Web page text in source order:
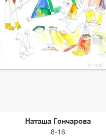
Наташа Гончарова
8-16